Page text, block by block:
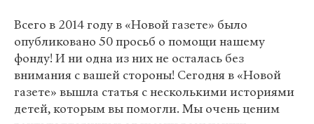
Всего в 2014 году в «Новой газете» было
опубликовано 50 просьб о помощи нашему
фонду! И ни одна из них не осталась без
внимания с вашей стороны! Сегодня в «Новой
газете» вышла статья с несколькими историями
детей, которым вы помогли. Мы очень ценим